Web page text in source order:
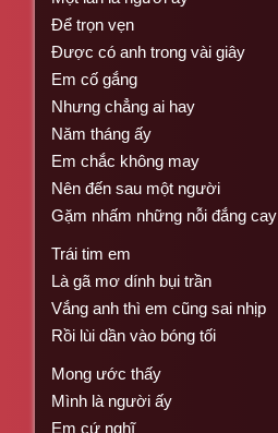
Để trọn vẹn
Được có anh trong vài giây
Em cố gắng
Nhưng chẳng ai hay
Năm tháng ấy
Em chắc không may
Nên đến sau một người
Gặm nhấm những nỗi đắng cay
Trái tim em
Là gã mơ dính bụi trần
Vắng anh thì em cũng sai nhịp
Rồi lùi dần vào bóng tối
Mong ước thấy
Mình là người ấy
Em cứ nghĩ